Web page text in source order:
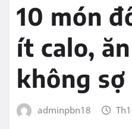
10 món
ít calo,
không sợ
adminpbn18